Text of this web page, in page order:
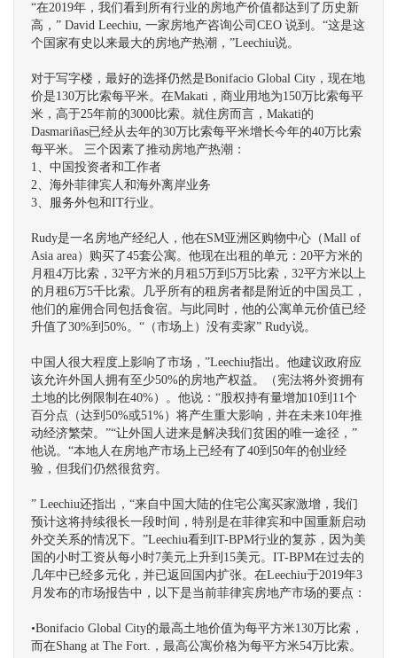
“在2019年，我们看到所有行业的房地产价值都达到了历史新
高，” David Leechiu, 一家房地产咨询公司CEO 说到。“这是这
个国家有史以来最大的房地产热潮，”Leechiu说。
对于写字楼，最好的选择仍然是Bonifacio Global City，现在地
价是130万比索每平米。在Makati，商业用地为150万比索每平
米，高于25年前的3000比索。就住房而言，Makati的
Dasmariñas已经从去年的30万比索每平米增长今年的40万比索
每平米。 三个因素了推动房地产热潮：
1、中国投资者和工作者
2、海外菲律宾人和海外离岸业务
3、服务外包和IT行业。
Rudy是一名房地产经纪人，他在SM亚洲区购物中心（Mall of
Asia area）购买了45套公寓。他现在出租的单元：20平方米的
月租4万比索，32平方米的月租5万到5万5比索，32平方米以上
的月租6万5千比索。几乎所有的租房者都是附近的中国员工，
他们的雇佣合同包括食宿。与此同时，他的公寓单元价值已经
升值了30%到50%。“（市场上）没有卖家” Rudy说。
中国人很大程度上影响了市场，”Leechiu指出。他建议政府应
该允许外国人拥有至少50%的房地产权益。（宪法将外资拥有
土地的比例限制在40%）。他说：“股权持有量增加10到11个
百分点（达到50%或51%）将产生重大影响，并在未来10年推
动经济繁荣。”“让外国人进来是解决我们贫困的唯一途径，”
他说。“本地人在房地产市场上已经有了40到50年的创业经
验，但我们仍然很贫穷。
” Leechiu还指出，“来自中国大陆的住宅公寓买家激增，我们
预计这将持续很长一段时间，特别是在菲律宾和中国重新启动
外交关系的情况下。”Leechiu看到IT-BPM行业的复苏，因为美
国的小时工资从每小时7美元上升到15美元。IT-BPM在过去的
几年中已经多元化，并已返回国内扩张。在Leechiu于2019年3
月发布的市场报告中，以下是当前菲律宾房地产市场的要点：
•Bonifacio Global City的最高土地价值为每平方米130万比索，
而在Shang at The Fort.，最高公寓价格为每平方米54万比索。